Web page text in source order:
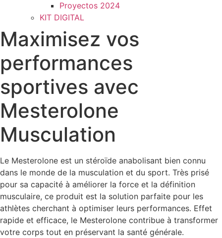
Proyectos 2024
KIT DIGITAL
Maximisez vos
performances
sportives avec
Mesterolone
Musculation
Le Mesterolone est un stéroïde anabolisant bien connu
dans le monde de la musculation et du sport. Très prisé
pour sa capacité à améliorer la force et la définition
musculaire, ce produit est la solution parfaite pour les
athlètes cherchant à optimiser leurs performances. Effet
rapide et efficace, le Mesterolone contribue à transformer
votre corps tout en préservant la santé générale.